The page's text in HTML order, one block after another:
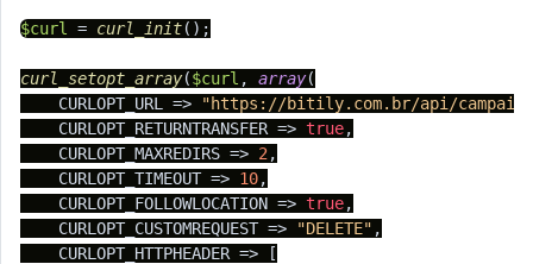
$curl = curl_init();
curl_setopt_array($curl , array(
    CURLOPT_URL =>
"https://bitily.com.br/api/
    CURLOPT_RETURNTRANSFER =>
true,
    CURLOPT_MAXREDIRS =>
2,
    CURLOPT_TIMEOUT =>
10,
    CURLOPT_FOLLOWLOCATION =>
true,
    CURLOPT_CUSTOMREQUEST =>
"DELETE" ,
    CURLOPT_HTTPHEADER => [